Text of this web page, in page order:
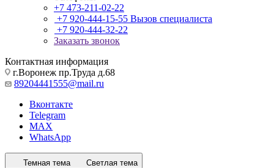
+7 473-211-02-22
+7 920-444-15-55 Вызов специалиста
+7 920-444-32-22
Заказать звонок
Контактная информация
г.Воронеж пр.Труда д.68
89204441555@mail.ru
Вконтакте
Telegram
MAX
WhatsApp
Темная тема Светлая тема